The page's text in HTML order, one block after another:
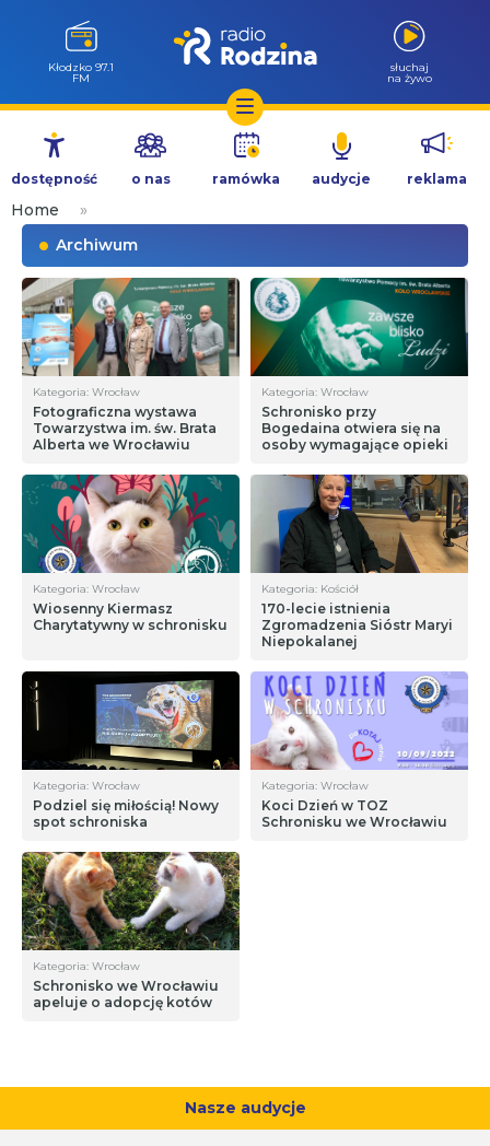
Przejdź
treści
Kłodzko 97.1
FM
słuchaj
na żywo
dostępność o nas ramówka audycje reklama
Home
»
Archiwum
Kategoria: Wrocław
Fotograficzna wystawa
Towarzystwa im. św. Brata
Alberta we Wrocławiu
Kategoria: Wrocław
Schronisko przy
Bogedaina otwiera się na
osoby wymagające opieki
Kategoria: Wrocław
Wiosenny Kiermasz
Charytatywny w schronisku
Kategoria: Kościół
170-lecie istnienia
Zgromadzenia Sióstr Maryi
Niepokalanej
Kategoria: Wrocław
Podziel się miłością! Nowy
spot schroniska
Kategoria: Wrocław
Koci Dzień w TOZ
Schronisku we Wrocławiu
Kategoria: Wrocław
Schronisko we Wrocławiu
apeluje o adopcję kotów
Nasze audycje